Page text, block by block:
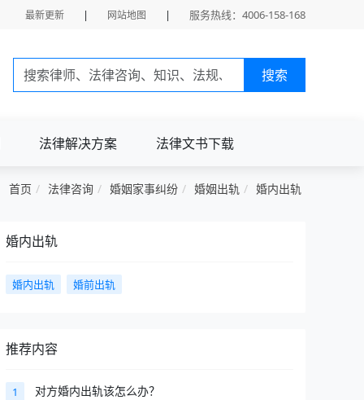
最新更新 | 网站地图 | 服务热线：4006-158-168
搜索
法律解决方案 法律文书下载
首页 法律咨询 婚姻家事纠纷 婚姻出轨 婚内出轨
婚内出轨
婚内出轨 婚前出轨
推荐内容
1 对方婚内出轨该怎么办？